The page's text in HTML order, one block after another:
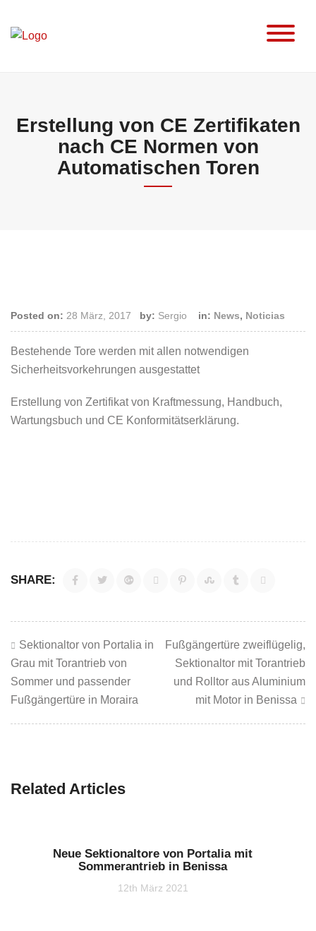
content
Erstellung von CE Zertifikaten
nach CE Normen von
Automatischen Toren
Posted on: 28 März, 2017 by: Sergio in: News, Noticias
Bestehende Tore werden mit allen notwendigen
Sicherheitsvorkehrungen ausgestattet
Erstellung von Zertifikat von Kraftmessung, Handbuch,
Wartungsbuch und CE Konformitätserklärung.
SHARE:
Beitragsnavigation
Sektionaltor von Portalia in
Grau mit Torantrieb von
Sommer und passender
Fußgängertüre in Moraira
Fußgängertüre zweiflügelig,
Sektionaltor mit Torantrieb
und Rolltor aus Aluminium
mit Motor in Benissa
Related Articles
Neue Sektionaltore von Portalia mit
Sommerantrieb in Benissa
12th März 2021